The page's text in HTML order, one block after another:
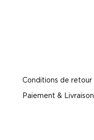
Conditions de retour
Paiement & Livraison